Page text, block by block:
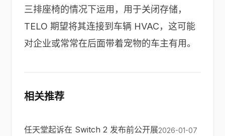
三排座椅的情况下运用，用于关闭存储，
TELO 期望将其连接到车辆 HVAC，这可能
对企业或常常在后面带着宠物的车主有用。
相关推荐
任天堂起诉在 Switch 2 发布前公开展2026-01-07